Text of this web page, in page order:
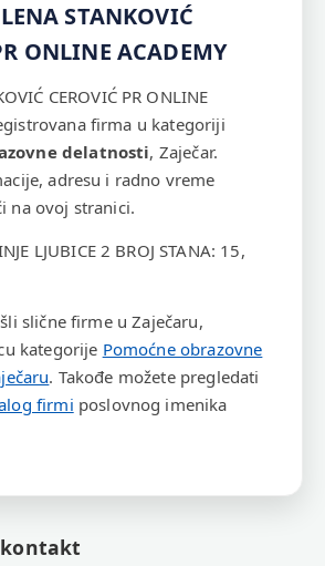
STANKOVIĆ
ONLINE ACADEMY
CEROVIĆ PR ONLINE
firma u kategoriji
delatnosti, Zaječar.
adresu i radno vreme
na ovoj stranici.
LJUBICE 2 BROJ STANA: 15,
slične firme u Zaječaru,
kategorije Pomoćne obrazovne
. Takođe možete pregledati
firmi poslovnog imenika
kontakt